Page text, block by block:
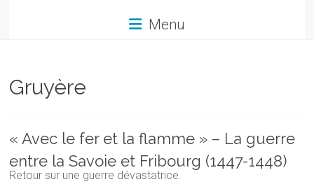
et
chercheurs
Faculté
des
lettres
Menu
Gruyère
« Avec le fer et la flamme » – La guerre
entre la Savoie et Fribourg (1447-1448)
Retour sur une guerre dévastatrice.